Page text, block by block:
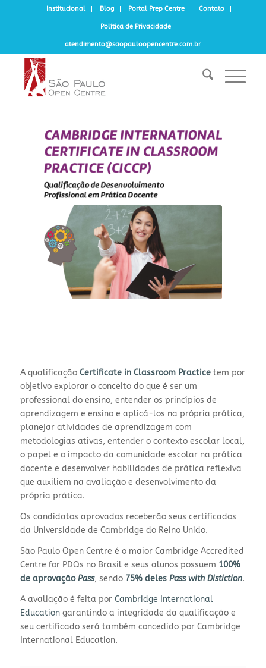
Institucional Blog Portal Prep Centre Contato
Política de Privacidade
atendimento@saopauloopencentre.com.br
A qualificação Certificate in Classroom Practicetem por
objetivo explorar o conceito do que é ser um
professional do ensino, entender os princípios de
aprendizagem e ensino e aplicá-los na própria prática,
planejar atividades de aprendizagem com
metodologias ativas, entender o contexto escolar local,
o papel e o impacto da comunidade escolar na prática
docente e desenvolver habilidades de prática reflexiva
que auxiliem na avaliação e desenvolvimento da
própria prática.
Os candidatos aprovados receberão seus certificados
da Universidade de Cambridge do Reino Unido.
São Paulo Open Centre é o maior Cambridge Accredited
Centre for PDQs no Brasil e seus alunos possuem 100%
de aprovaçãoPass, sendo 75% deles Pass with Distiction.
A avaliação é feita por Cambridge International
Educationgarantindo a integridade da qualificação e
seu certificado será também concedido por Cambridge
International Education.